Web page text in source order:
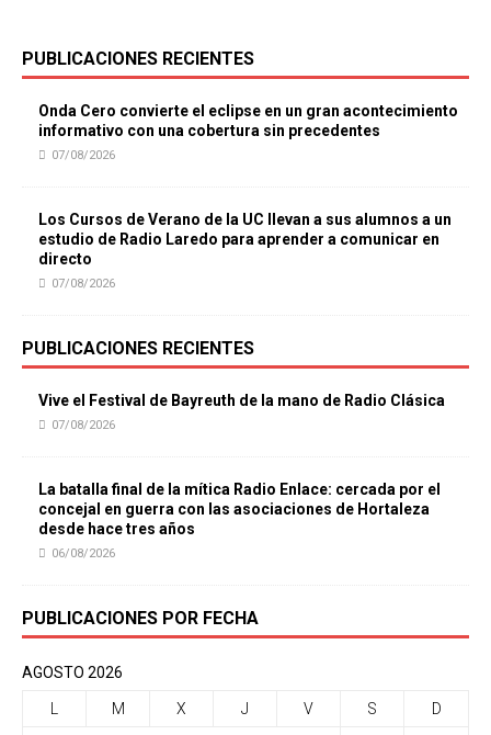
PUBLICACIONES RECIENTES
Onda Cero convierte el eclipse en un gran acontecimiento
informativo con una cobertura sin precedentes
07/08/2026
Los Cursos de Verano de la UC llevan a sus alumnos a un
estudio de Radio Laredo para aprender a comunicar en
directo
07/08/2026
PUBLICACIONES RECIENTES
Vive el Festival de Bayreuth de la mano de Radio Clásica
07/08/2026
La batalla final de la mítica Radio Enlace: cercada por el
concejal en guerra con las asociaciones de Hortaleza
desde hace tres años
06/08/2026
PUBLICACIONES POR FECHA
AGOSTO 2026
M X J V S D